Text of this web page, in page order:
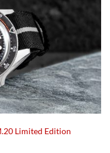
Limited Edition